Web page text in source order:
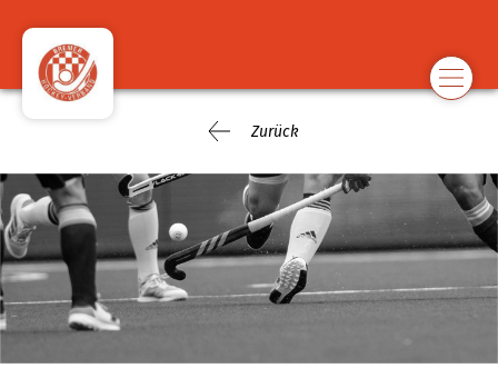
Zurück